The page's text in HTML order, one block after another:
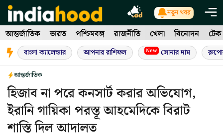
Skip
to
content
নতুন খবর
আন্তর্জাতিক ভারত পশ্চিমবঙ্গ রাজনীতি খেলা বিনোদন টেক
বাংলা ক্যালেন্ডার আপনার রাশিফল New সোনার দাম
আন্তর্জাতিক
হিজাব না পরে কনসার্ট করার অভিযোগ,
ইরানি গায়িকা পরস্তূ আহমেদিকে বিরাট
শাস্তি দিল আদালত